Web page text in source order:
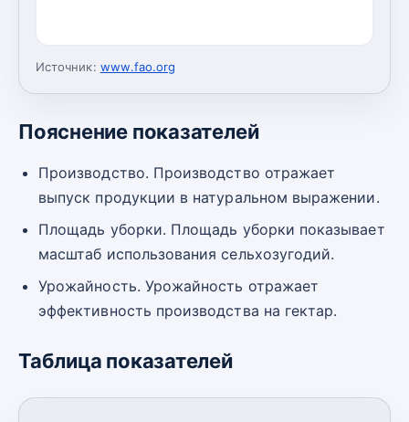
Источник: www.fao.org
Пояснение показателей
Производство. Производство отражает
выпуск продукции в натуральном выражении.
Площадь уборки. Площадь уборки показывает
масштаб использования сельхозугодий.
Урожайность. Урожайность отражает
эффективность производства на гектар.
Таблица показателей